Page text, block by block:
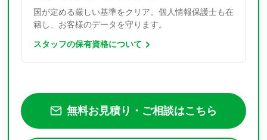
国が定める厳しい基準をクリア。個人情報保護士も在
籍し、お客様のデータを守ります。
スタッフの保有資格について
無料お見積り・ご相談はこちら